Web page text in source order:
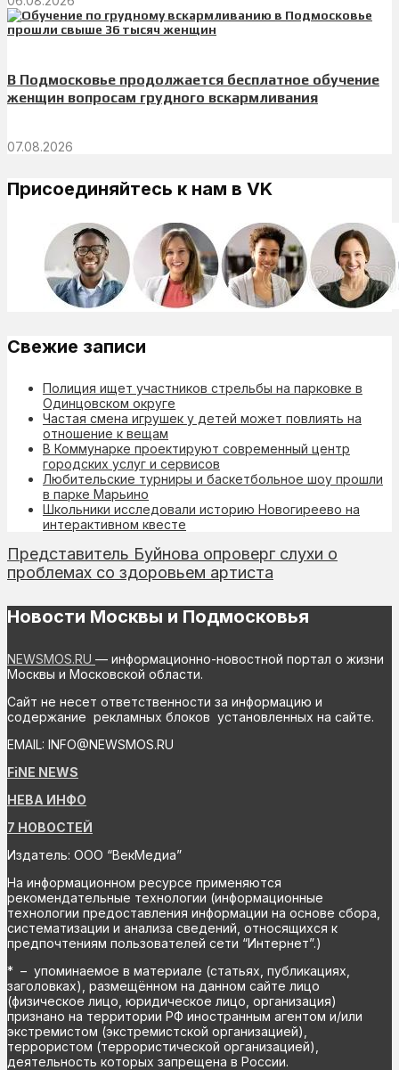
В Подмосковье продолжается бесплатное обучение
женщин вопросам грудного вскармливания
07.08.2026
Присоединяйтесь к нам в VK
Свежие записи
Полиция ищет участников стрельбы на парковке в
Одинцовском округе
Частая смена игрушек у детей может повлиять на
отношение к вещам
В Коммунарке проектируют современный центр
городских услуг и сервисов
Любительские турниры и баскетбольное шоу прошли
в парке Марьино
Школьники исследовали историю Новогиреево на
интерактивном квесте
Представитель Буйнова опроверг слухи о
проблемах со здоровьем артиста
Новости Москвы и Подмосковья
NEWSMOS.RU — информационно-новостной портал о жизни
Москвы и Московской области.
Сайт не несет ответственности за информацию и
содержание рекламных блоков установленных на сайте.
EMAIL: INFO@NEWSMOS.RU
FiNE NEWS
НЕВА ИНФО
7 НОВОСТЕЙ
Издатель: ООО “ВекМедиа”
На информационном ресурсе применяются
рекомендательные технологии (информационные
технологии предоставления информации на основе сбора,
систематизации и анализа сведений, относящихся к
предпочтениям пользователей сети “Интернет”.)
* – упоминаемое в материале (статьях, публикациях,
заголовках), размещённом на данном сайте лицо
(физическое лицо, юридическое лицо, организация)
признано на территории РФ иностранным агентом и/или
экстремистом (экстремистской организацией),
террористом (террористической организацией),
деятельность которых запрещена в России.